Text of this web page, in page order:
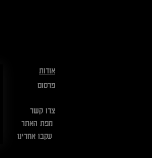
אודות
פרסום
צרו קשר
מפת האתר
עקבו אחרינו